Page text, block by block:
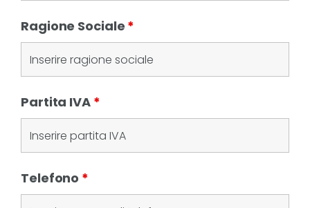
Ragione Sociale *
Partita IVA *
Telefono *